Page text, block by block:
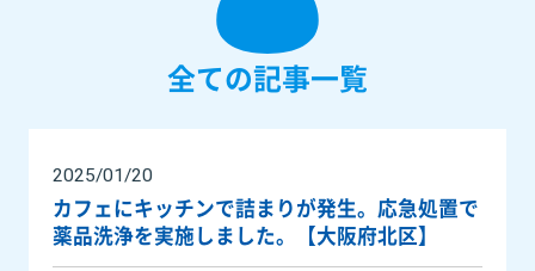
全ての記事一覧
2025/01/20
カフェにキッチンで詰まりが発生。応急処置で
薬品洗浄を実施しました。【大阪府北区】